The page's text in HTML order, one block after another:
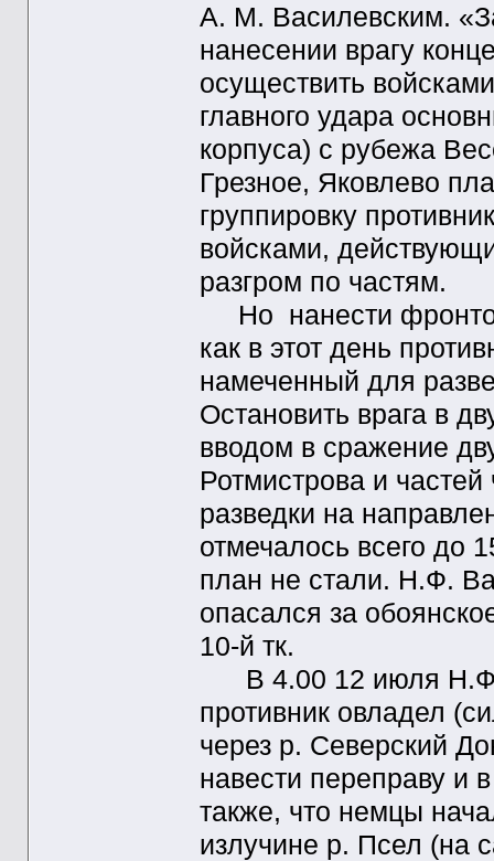
А. М. Василевским.
нанесении врагу
осуществить
главного удара
корпуса) с рубежа
Грезное, Яковлево
группировку
войсками,
разгром по частям.
Но нанести
как в этот день
намеченный для
Остановить врага в
вводом в сражение
Ротмистрова и
разведки на
отмечалось всего до
план не стали. Н.Ф.
опасался за
10-й тк.
В 4.00 12 июля Н.Ф.
противник овладел
через р. Северский
навести переправу и
также, что немцы
излучине р. Псел (на